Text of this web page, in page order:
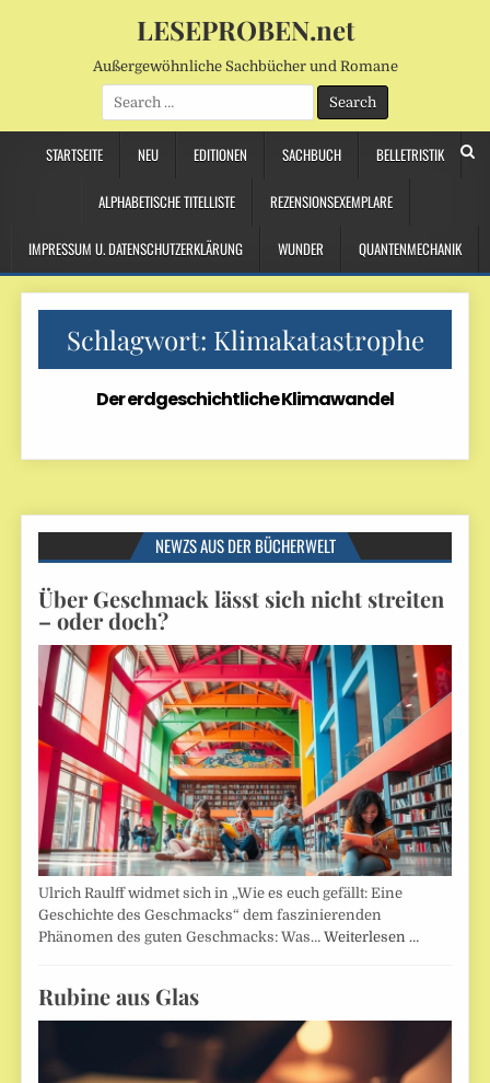
LESEPROBEN.net
Außergewöhnliche Sachbücher und Romane
Search
for:
STARTSEITE NEU EDITIONEN SACHBUCH BELLETRISTIK
ALPHABETISCHE TITELLISTE REZENSIONSEXEMPLARE
IMPRESSUM U. DATENSCHUTZERKLÄRUNG WUNDER QUANTENMECHANIK
Schlagwort: Klimakatastrophe
Der erdgeschichtliche Klimawandel
NEWZS AUS DER BÜCHERWELT
Über Geschmack lässt sich nicht streiten
– oder doch?
Ulrich Raulff widmet sich in „Wie es euch gefällt: Eine
Geschichte des Geschmacks“ dem faszinierenden
Phänomen des guten Geschmacks: Was…Weiterlesen …
Rubine aus Glas